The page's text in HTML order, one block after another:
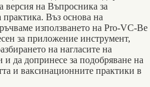
версия на Въпросника за
Въз основа на
използването на Pro-VC-Be
за приложение инструмент,
на нагласите на
да допринесе за подобряване на
и ваксина­ционните практики в